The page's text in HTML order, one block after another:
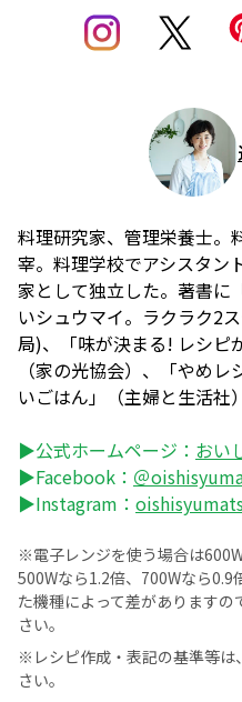
料理研究家、管理栄養士。
宰。料理学校でアシスタン
家として独立した。著書に
いシュウマイ。ラクラク2
局)、「味が決まる! レシピ
（家の光協会）、「やめ
いごはん」（主婦と生活社
▶公式ホームページ： おい
▶Facebook： ＠
▶Instagram：
※電子レンジを使う場合は
500Wなら1.2倍、700Wなら0.9
た機種によって差があります
さい。
※レシピ作成・表記の基準等は、
さい。